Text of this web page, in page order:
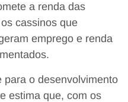
a renda das
cassinos que
emprego e renda
para o desenvolvimento
estima que, com os